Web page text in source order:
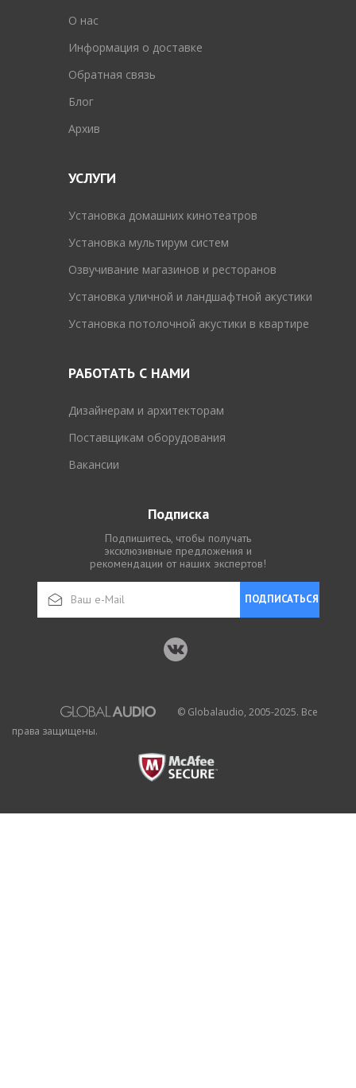
O нас
Информация о доставке
Обратная связь
Блог
Архив
УСЛУГИ
Установка домашних кинотеатров
Установка мультирум систем
Озвучивание магазинов и ресторанов
Установка уличной и ландшафтной акустики
Установка потолочной акустики в квартире
РАБОТАТЬ С НАМИ
Дизайнерам и архитекторам
Поставщикам оборудования
Вакансии
Подписка
Подпишитесь, чтобы получать
эксклюзивные предложения и
рекомендации от наших экспертов!
ПОДПИСАТЬСЯ
© Globalaudio, 2005-2025. Все
права защищены.